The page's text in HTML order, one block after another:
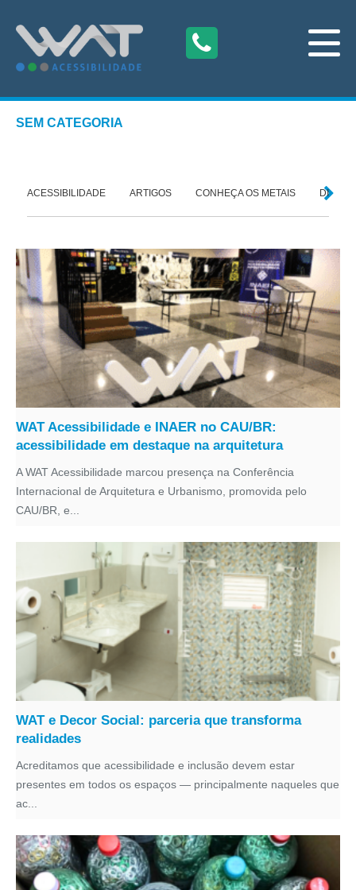
SEM CATEGORIA
ACESSIBILIDADE ARTIGOS CONHEÇA OS METAIS DICAS
WAT Acessibilidade e INAER no CAU/BR:
acessibilidade em destaque na arquitetura
A WAT Acessibilidade marcou presença na Conferência
Internacional de Arquitetura e Urbanismo, promovida pelo
CAU/BR, e...
WAT e Decor Social: parceria que transforma
realidades
Acreditamos que acessibilidade e inclusão devem estar
presentes em todos os espaços — principalmente naqueles que
ac...